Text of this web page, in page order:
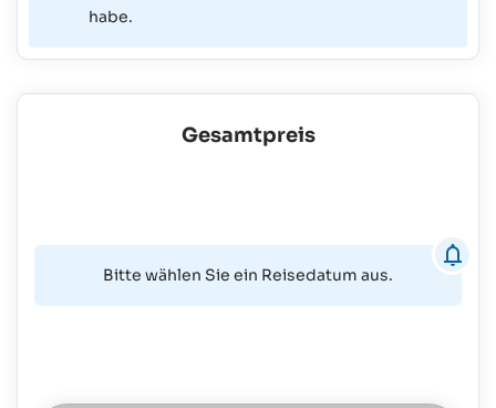
habe.
Gesamtpreis
Bitte wählen Sie ein Reisedatum aus.